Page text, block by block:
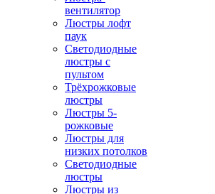
вентилятор
Люстры лофт
паук
Светодиодные
люстры с
пультом
Трёхрожковые
люстры
Люстры 5-
рожковые
Люстры для
низких потолков
Cветодиодные
люстры
Люстры из